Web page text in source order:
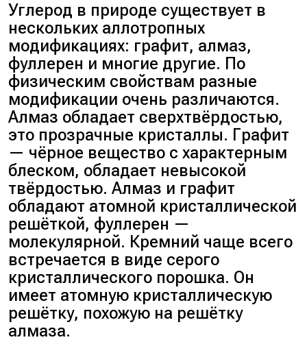
Углерод в природе существует в
нескольких аллотропных
модификациях: графит, алмаз,
фуллерен и многие другие. По
физическим свойствам разные
модификации очень различаются.
Алмаз обладает сверхтвёрдостью,
это прозрачные кристаллы. Графит
— чёрное вещество с характерным
блеском, обладает невысокой
твёрдостью. Алмаз и графит
обладают атомной кристаллической
решёткой, фуллерен —
молекулярной. Кремний чаще всего
встречается в виде серого
кристаллического порошка. Он
имеет атомную кристаллическую
решётку, похожую на решётку
алмаза.